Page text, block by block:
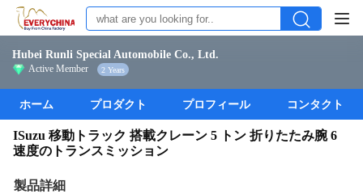
Hubei Runli Special Automobile Co., Ltd.
Active Member 2 Years
ホーム プロダクト プロフィール コンタクト
ISuzu 移動トラック 搭載クレーン 5 トン 折りたたみ腕 6
速度のトランスミッション
製品詳細